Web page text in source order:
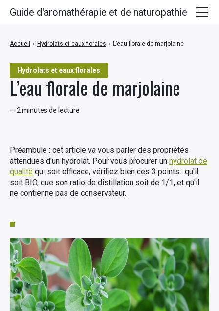
Hydrolats et eaux florales
L’eau florale de marjolaine
— 2 minutes de lecture
Accueil › Hydrolats et eaux florales › L’eau florale de marjolaine
Préambule : cet article va vous parler des propriétés
attendues d'un hydrolat. Pour vous procurer un hydrolat de
qualité qui soit efficace, vérifiez bien ces 3 points : qu'il
soit BIO, que son ratio de distillation soit de 1/1, et qu'il
ne contienne pas de conservateur.
Guide d'aromathérapie et de naturopathie
Huiles végétales
Hydrolats